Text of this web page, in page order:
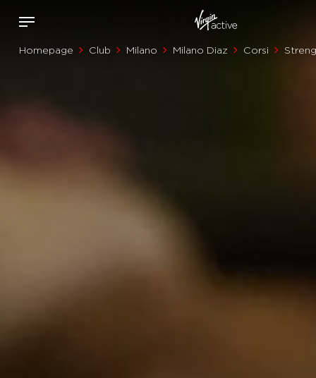
Homepage Club Milano Milano Diaz Corsi